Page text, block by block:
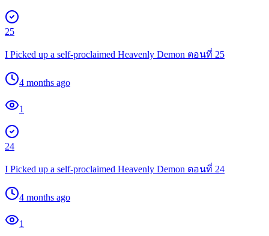
25
I Picked up a self-proclaimed Heavenly Demon ตอนที่ 25
4 months ago
1
24
I Picked up a self-proclaimed Heavenly Demon ตอนที่ 24
4 months ago
1